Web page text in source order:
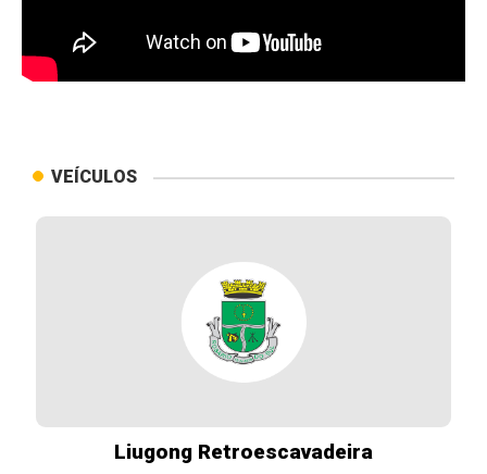
VEÍCULOS
Liugong Retroescavadeira